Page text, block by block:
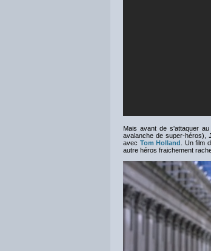
Mais avant de s'attaquer
avalanche de super-héros),
avec Tom Holland
. Un film
autre héros fraichement